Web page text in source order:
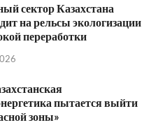
сектор Казахстана
на рельсы экологизации
переработки
пытается выйти
зоны»